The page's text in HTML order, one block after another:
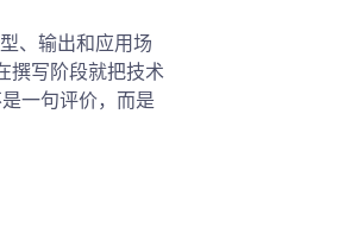
、输出和应用场
撰写阶段就把技术
一句评价，而是